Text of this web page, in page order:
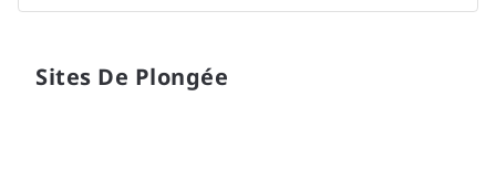
Sites De Plongée